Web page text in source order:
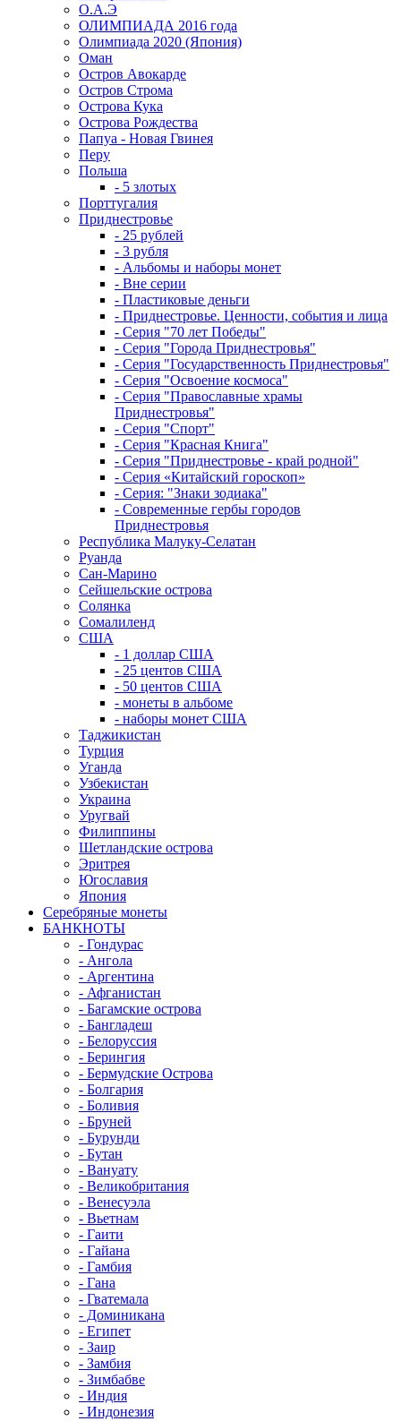
О.А.Э
ОЛИМПИАДА 2016 года
Олимпиада 2020 (Япония)
Оман
Остров Авокарде
Остров Строма
Острова Кука
Острова Рождества
Папуа - Новая Гвинея
Перу
Польша
- 5 злотых
Порттугалия
Приднестровье
- 25 рублей
- 3 рубля
- Альбомы и наборы монет
- Вне серии
- Пластиковые деньги
- Приднестровье. Ценности, события и лица
- Серия "70 лет Победы"
- Серия "Города Приднестровья"
- Серия "Государственность Приднестровья"
- Серия "Освоение космоса"
- Серия "Православные храмы
Приднестровья"
- Серия "Спорт"
- Серия "Красная Книга"
- Серия "Приднестровье - край родной"
- Серия «Китайский гороскоп»
- Серия: "Знаки зодиака"
- Современные гербы городов
Приднестровья
Республика Малуку-Селатан
Руанда
Сан-Марино
Сейшельские острова
Солянка
Сомалиленд
США
- 1 доллар США
- 25 центов США
- 50 центов США
- монеты в альбоме
- наборы монет США
Таджикистан
Турция
Уганда
Узбекистан
Украина
Уругвай
Филиппины
Шетландские острова
Эритрея
Югославия
Япония
Серебряные монеты
БАНКНОТЫ
- Гондурас
- Ангола
- Аргентина
- Афганистан
- Багамские острова
- Бангладеш
- Белоруссия
- Берингия
- Бермудские Острова
- Болгария
- Боливия
- Бруней
- Бурунди
- Бутан
- Вануату
- Великобритания
- Венесуэла
- Вьетнам
- Гаити
- Гайана
- Гамбия
- Гана
- Гватемала
- Доминикана
- Египет
- Заир
- Замбия
- Зимбабве
- Индия
- Индонезия